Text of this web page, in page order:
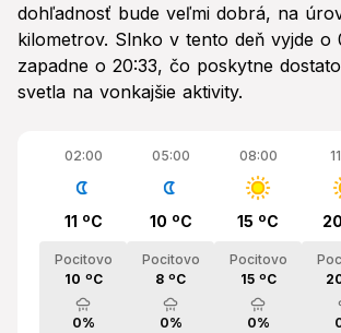
dohľadnosť bude veľmi dobrá, na
kilometrov. Slnko v tento deň vyjde o
zapadne o 20:33, čo poskytne
svetla na vonkajšie aktivity.
02:00
11 ºC
Pocitovo
10 ºC
0%
05:00
10 ºC
Pocitovo
8 ºC
0%
08:00
15 ºC
Pocitovo
15 ºC
0%